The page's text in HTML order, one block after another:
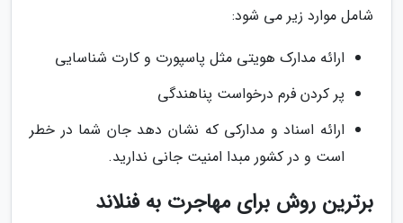
شامل موارد زیر می شود:
ارائه مدارک هویتی مثل پاسپورت و کارت شناسایی
پر کردن فرم درخواست پناهندگی
ارائه اسناد و مدارکی که نشان دهد جان شما در خطر
است و در کشور مبدا امنیت جانی ندارید.
برترین روش برای مهاجرت به فنلاند